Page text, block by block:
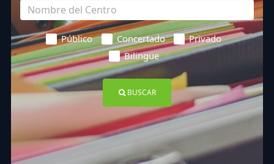
Público Concertado
Privado
Bilingüe
BUSCAR